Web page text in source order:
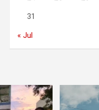
31
« Jul